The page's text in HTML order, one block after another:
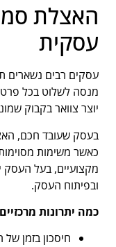
האצלת
עסקית
עסקים רבים נשארים
מנסה לשלוט בכל
יוצר צוואר בקבוק
בעסק שעובד חכם,
כאשר משימות
מקצועיים, בעל העסק
ובפיתוח העסק.
כמה יתרונות
חיסכון בזמן